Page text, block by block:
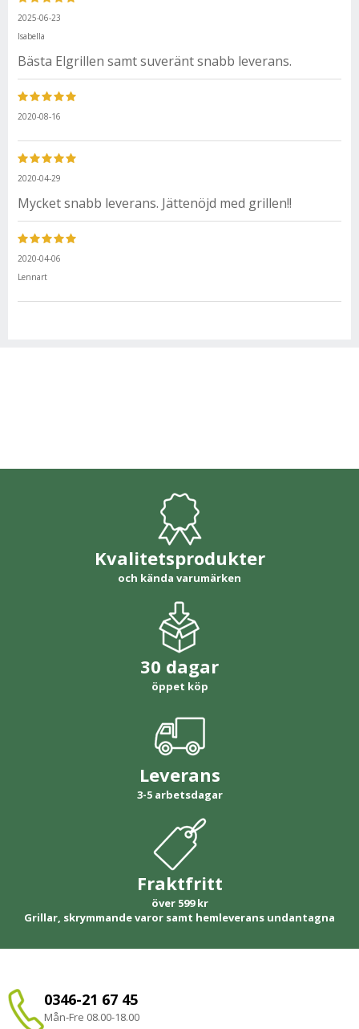
2025-06-23
Isabella
Bästa Elgrillen samt suveränt snabb leverans.
2020-08-16
2020-04-29
Mycket snabb leverans. Jättenöjd med grillen!!
2020-04-06
Lennart
Kvalitetsprodukter
och kända varumärken
30 dagar
öppet köp
Leverans
3-5 arbetsdagar
Fraktfritt
över 599 kr
Grillar, skrymmande varor samt hemleverans undantagna
0346-21 67 45
Mån-Fre 08.00-18.00